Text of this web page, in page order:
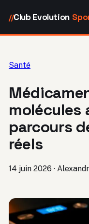
//Club Evolution
Santé
molécules
parcours
réels
14 juin 2026 ·